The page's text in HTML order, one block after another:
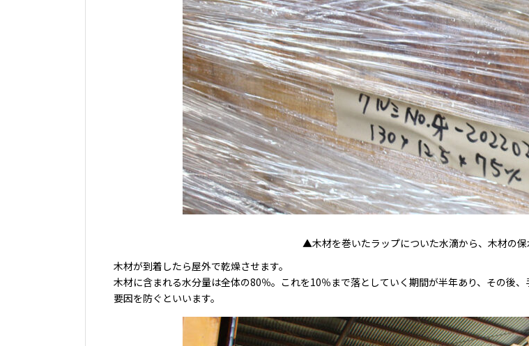
▲木材を巻いたラップについた水滴から、木材の
木材が到着したら屋外で乾燥させます。
木材に含まれる水分量は全体の80％。これを10％まで落としていく期間が半年あり、その後
要因を防ぐといいます。